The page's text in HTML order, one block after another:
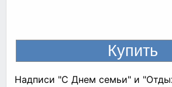
Надписи "С Днем семьи" и